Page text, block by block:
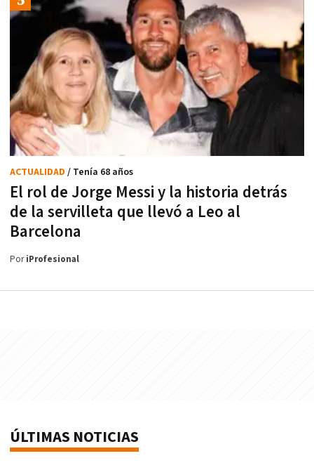
El rol de Jorge Messi y la historia detrás
de la servilleta que llevó a Leo al
Barcelona
ACTUALIDAD / Tenía 68 años
PoriProfesional
ÚLTIMAS NOTICIAS